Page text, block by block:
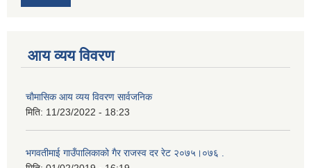
आय व्यय विवरण
चाैमासिक आय व्यय विवरण सार्वजनिक
मिति: 11/23/2022 - 18:23
भगवतीमाई गाउँपालिकाको गैर राजस्व दर रेट २०७५।०७६ .